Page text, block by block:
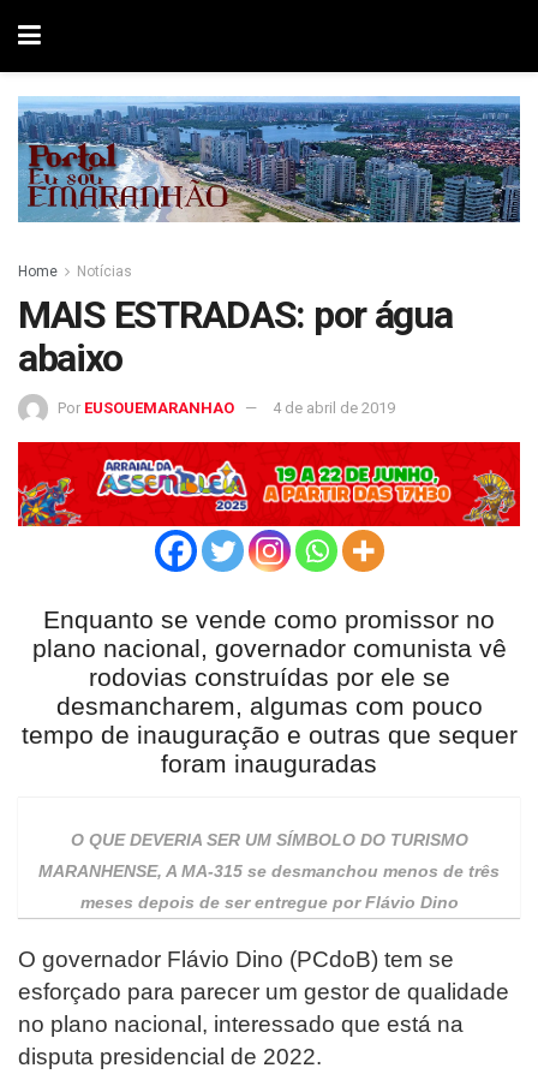
Home Notícias
MAIS ESTRADAS: por água
abaixo
Por EUSOUEMARANHAO 4 de abril de 2019
Enquanto se vende como promissor no
plano nacional, governador comunista vê
rodovias construídas por ele se
desmancharem, algumas com pouco
tempo de inauguração e outras que sequer
foram inauguradas
O QUE DEVERIA SER UM SÍMBOLO DO TURISMO
MARANHENSE, A MA-315 se desmanchou menos de três
meses depois de ser entregue por Flávio Dino
O governador Flávio Dino (PCdoB) tem se
esforçado para parecer um gestor de qualidade
no plano nacional, interessado que está na
disputa presidencial de 2022.